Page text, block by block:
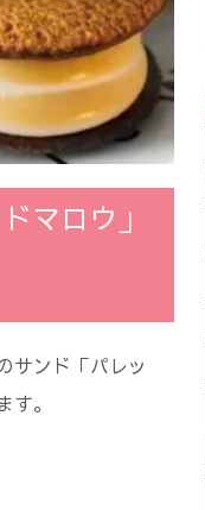
マロウ」
サンド「パレッ
。